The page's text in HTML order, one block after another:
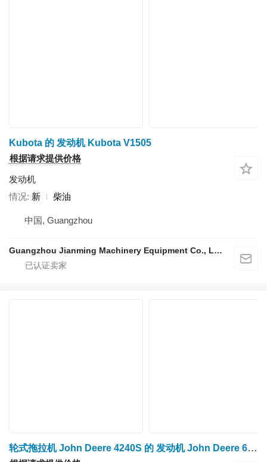
Kubota 的 发动机 Kubota V1505
根据请求提供价格
发动机
情况 新 柴油
中国, Guangzhou
Guangzhou Jianming Machinery Equipment Co., Ltd.
轮式拖拉机 John Deere 4240S 的 发动机 John Deere 6466TL-09